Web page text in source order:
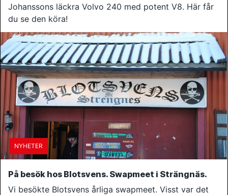
Johanssons läckra Volvo 240 med potent V8. Här får
du se den köra!
NYHETER
På besök hos Blotsvens. Swapmeet i Strängnäs.
Vi besökte Blotsvens årliga swapmeet. Visst var det